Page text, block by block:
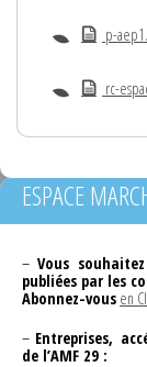
p-
rc-
ESPACE
– Vous
publiées par les
Abonnez-vous en
– Entreprises,
de l’AMF 29 :